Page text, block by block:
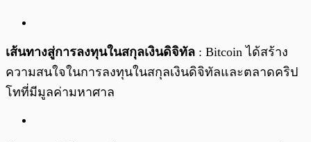
เส้นทางสู่การลงทุนในสกุลเงินดิจิทัล : Bitcoin ได้สร้าง
ความสนใจในการลงทุนในสกุลเงินดิจิทัลและตลาดคริป
โทที่มีมูลค่ามหาศาล